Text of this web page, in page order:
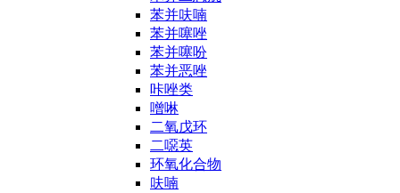
苯并呋喃
苯并噻唑
苯并噻吩
苯并恶唑
咔唑类
噌啉
二氧戊环
二噁英
环氧化合物
呋喃